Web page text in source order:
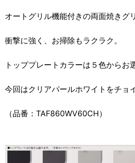
オートグリル機能付きの両面焼きグ
衝撃に強く、お掃除もラクラク。
トッププレートカラーは５色からお
今回はクリアパールホワイトをチョ
（品番：TAF860WV60CH）